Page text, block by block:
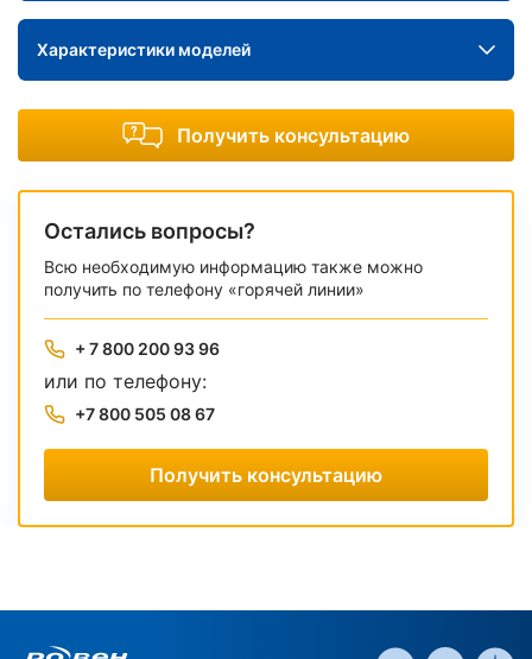
Характеристики моделей
Получить консультацию
Остались вопросы?
Всю необходимую информацию также можно
получить по телефону «горячей линии»
+ 7 800 200 93 96
или по телефону:
+7 800 505 08 67
Получить консультацию